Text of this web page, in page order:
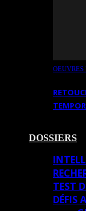
OEUVRES
DOSSIERS
TEST
DÉFIS